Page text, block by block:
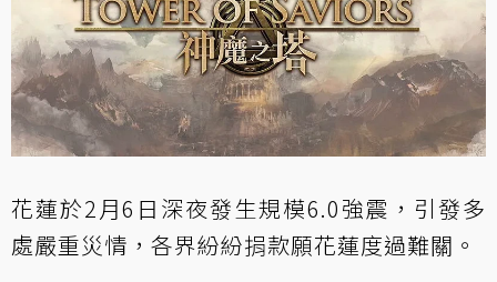
花蓮於2月6日深夜發生規模6.0強震，引發多
處嚴重災情，各界紛紛捐款願花蓮度過難關。